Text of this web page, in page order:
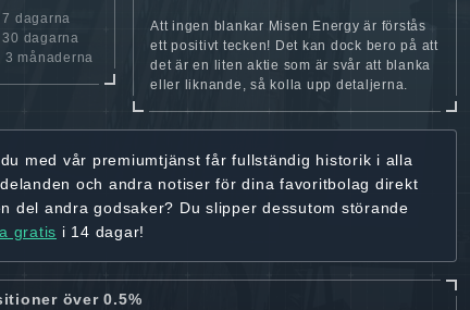
dagarna
dagarna
månaderna
Att ingen blankar Misen Energy är förstås
ett positivt tecken! Det kan dock bero på att
det är en liten aktie som är svår att blanka
eller liknande, så kolla upp detaljerna.
med vår premiumtjänst fårfullständig historik i alla
och andra notiser för dina favoritbolag direkt
del andra godsaker? Du slipper dessutom störande
gratis i 14 dagar!
över 0.5%